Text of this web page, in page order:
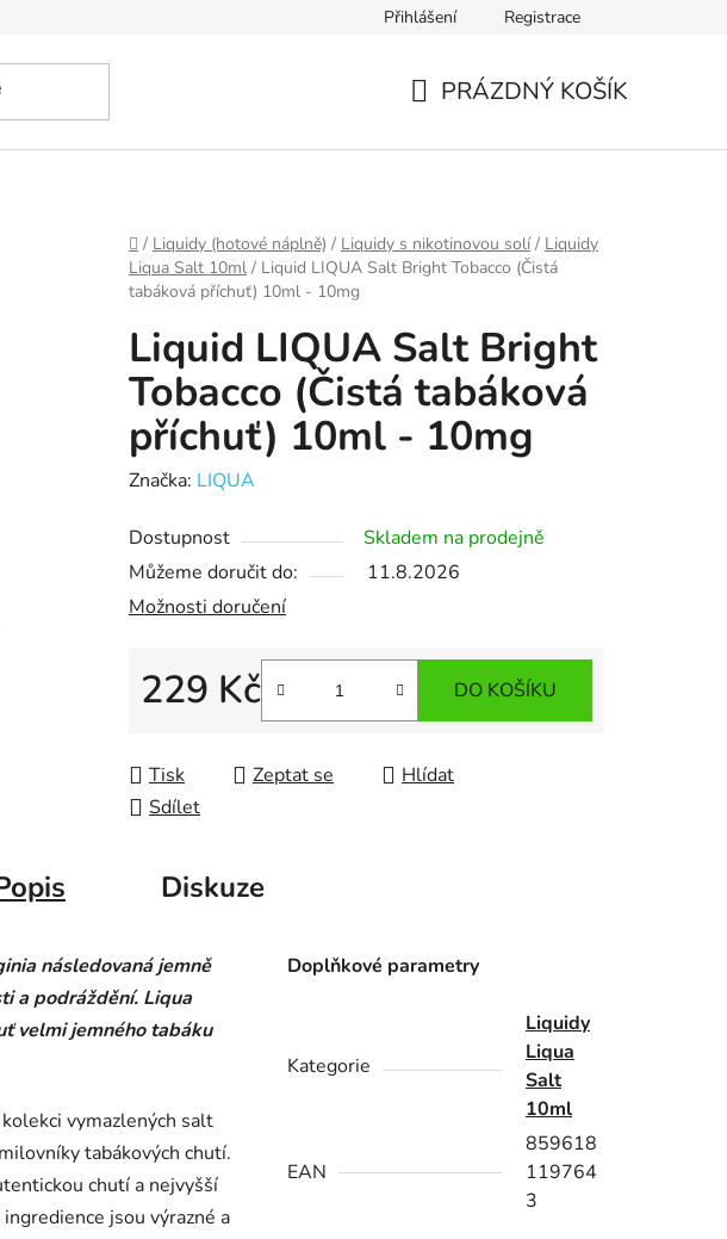
Zásady zpracování osobních údajů
Přihlášení Registrace
PRÁZDNÝ KOŠÍK
Domů
/ Liquidy (hotové náplně) / Liquidy s nikotinovou solí / Liquidy
Liqua Salt 10ml / Liquid LIQUA Salt Bright Tobacco (Čistá
tabáková příchuť) 10ml - 10mg
Liquid LIQUA Salt Bright
Tobacco (Čistá tabáková
příchuť) 10ml - 10mg
Značka: LIQUA
Dostupnost
Skladem na prodejně
Můžeme doručit do:
11.8.2026
Možnosti doručení
229 Kč DO KOŠÍKU
Tisk Zeptat se
Hlídat
Sdílet
Diskuze
následovaná jemně
a podráždění. Liqua
velmi jemného tabáku
vymazlených salt
tabákových chutí.
chutí a nejvyšší
jsou výrazné a
Doplňkové parametry
Kategorie
Liquidy
Liqua
Salt
10ml
EAN
859618
119764
3